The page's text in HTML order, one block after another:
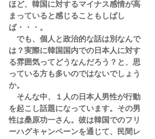
ほど、韓国に対するマイナス感情が高
まっていると感じることもしばし
ば・・・。
でも、個人と政治的な話は別なんで
は？実際に韓国国内での日本人に対す
る雰囲気ってどうなんだろう？と、思
っている方も多いのではないでしょう
か。
そんな中、１人の日本人男性が行動
を起こし話題になっています。その男
性は桑原功一さん。彼は韓国でのフリ
ーハグキャンペーンを通じて、民間レ